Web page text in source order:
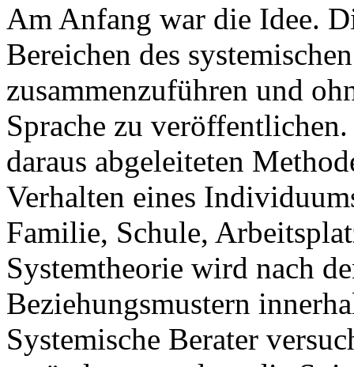
Am Anfang war die Idee.
Bereichen des
zusammenzuführen und
Sprache zu
daraus abgeleiteten
Verhalten eines
Familie, Schule,
Systemtheorie wird nach
Beziehungsmustern
Systemische Berater